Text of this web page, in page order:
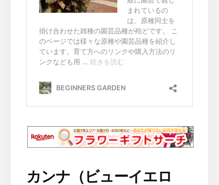
カンナ（ビューイエロ